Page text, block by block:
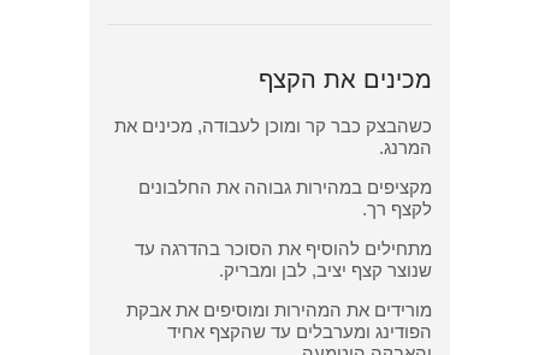
מכינים את הקצף
כשהבצק כבר קר ומוכן לעבודה, מכינים את
המרנג.
מקציפים במהירות גבוהה את החלבונים
לקצף רך.
מתחילים להוסיף את הסוכר בהדרגה עד
שנוצר קצף יציב, לבן ומבריק.
מורידים את המהירות ומוסיפים את אבקת
הפודינג ומערבלים עד שהקצף אחיד